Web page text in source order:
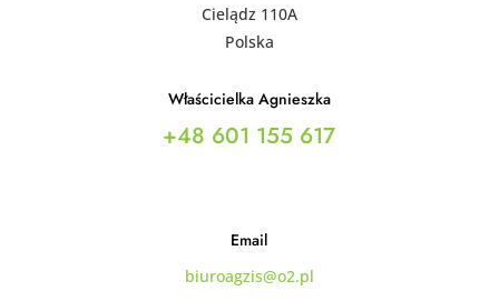
Cielądz 110A
Polska
Właścicielka Agnieszka
+48 601 155 617
Email
biuroagzis@o2.pl